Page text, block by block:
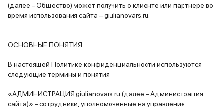
(далее – Общество) может получить о клиенте или партнере во
время использования сайта – giulianovars.ru.
ОСНОВНЫЕ ПОНЯТИЯ
В настоящей Политике конфиденциальности используются
следующие термины и понятия:
«АДМИНИСТРАЦИЯ giulianovars.ru (далее – Администрация
сайта)» – сотрудники, уполномоченные на управление